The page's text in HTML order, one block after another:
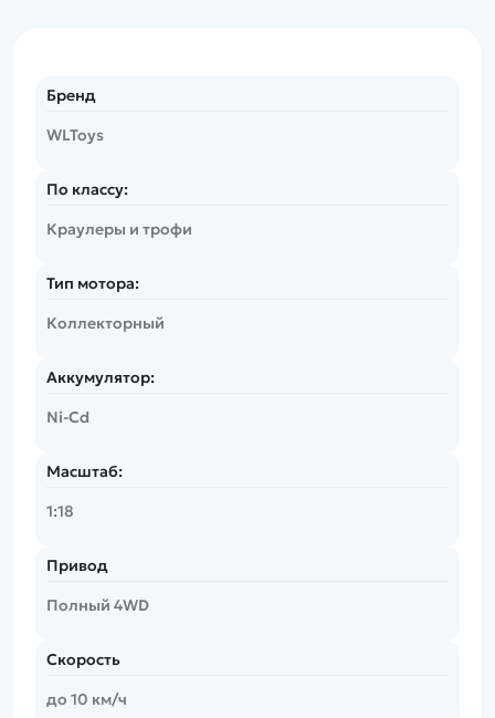
Бренд
WLToys
По классу:
Краулеры и трофи
Тип мотора:
Коллекторный
Аккумулятор:
Ni-Cd
Масштаб:
1:18
Привод
Полный 4WD
Скорость
до 10 км/ч